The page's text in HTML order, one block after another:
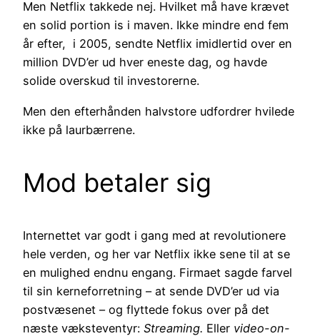
Men Netflix takkede nej. Hvilket må have krævet
en solid portion is i maven. Ikke mindre end fem
år efter, i 2005, sendte Netflix imidlertid over en
million DVD’er ud hver eneste dag, og havde
solide overskud til investorerne.
Men den efterhånden halvstore udfordrer hvilede
ikke på laurbærrene.
Mod betaler sig
Internettet var godt i gang med at revolutionere
hele verden, og her var Netflix ikke sene til at se
en mulighed endnu engang. Firmaet sagde farvel
til sin kerneforretning – at sende DVD’er ud via
postvæsenet – og flyttede fokus over på det
næste væksteventyr: Streaming. Eller video-on-